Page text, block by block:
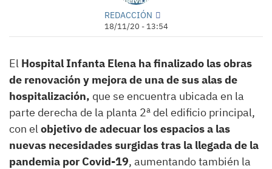
REDACCIÓN
18/11/20 - 13:54
El Hospital Infanta Elena ha finalizado las obras
de renovación y mejora de una de sus alas de
hospitalización, que se encuentra ubicada en la
parte derecha de la planta 2ª del edificio principal,
con el objetivo de adecuar los espacios a las
nuevas necesidades surgidas tras la llegada de la
pandemia por Covid-19, aumentando también la